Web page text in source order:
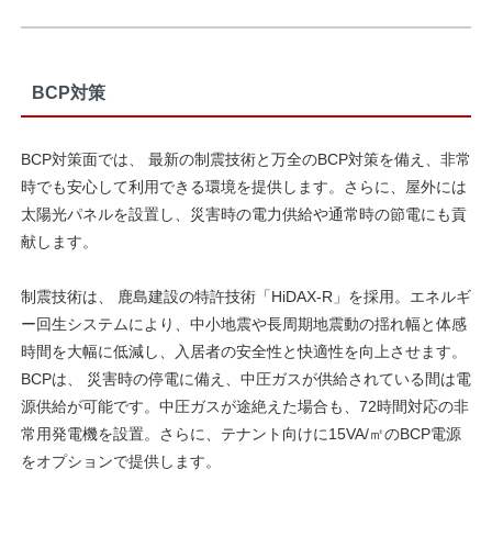
BCP対策
BCP対策面では、 最新の制震技術と万全のBCP対策を備え、非常
時でも安心して利用できる環境を提供します。さらに、屋外には
太陽光パネルを設置し、災害時の電力供給や通常時の節電にも貢
献します。
制震技術は、 鹿島建設の特許技術「HiDAX-R」を採用。エネルギ
ー回生システムにより、中小地震や長周期地震動の揺れ幅と体感
時間を大幅に低減し、入居者の安全性と快適性を向上させます。
BCPは、 災害時の停電に備え、中圧ガスが供給されている間は電
源供給が可能です。中圧ガスが途絶えた場合も、72時間対応の非
常用発電機を設置。さらに、テナント向けに15VA/㎡のBCP電源
をオプションで提供します。